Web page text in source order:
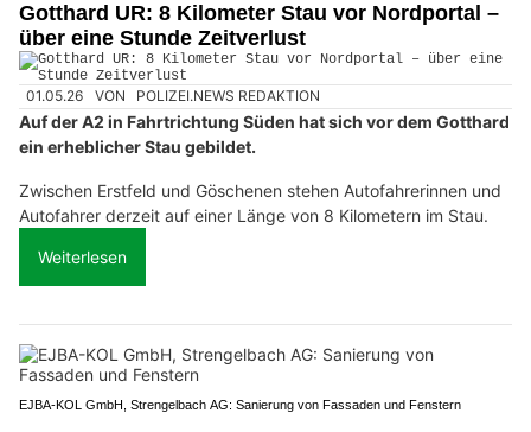
Gotthard UR: 8 Kilometer Stau vor Nordportal –
über eine Stunde Zeitverlust
01.05.26 VON POLIZEI.NEWS REDAKTION
Auf der A2 in Fahrtrichtung Süden hat sich vor dem Gotthard
ein erheblicher Stau gebildet.
Zwischen Erstfeld und Göschenen stehen Autofahrerinnen und
Autofahrer derzeit auf einer Länge von 8 Kilometern im Stau.
Weiterlesen
EJBA-KOL GmbH, Strengelbach AG: Sanierung von Fassaden und Fenstern